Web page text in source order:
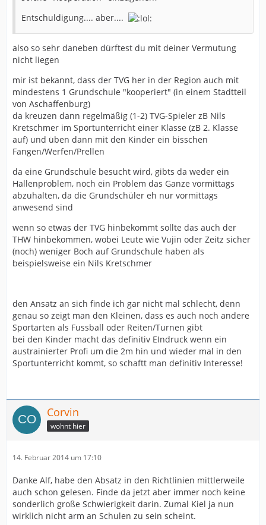
Entschuldigung.... aber....
also so sehr daneben dürftest du mit deiner Vermutung
nicht liegen
mir ist bekannt, dass der TVG her in der Region auch mit
mindestens 1 Grundschule "kooperiert" (in einem Stadtteil
von Aschaffenburg)
da kreuzen dann regelmäßig (1-2) TVG-Spieler zB Nils
Kretschmer im Sportunterricht einer Klasse (zB 2. Klasse
auf) und üben dann mit den Kinder ein bisschen
Fangen/Werfen/Prellen
da eine Grundschule besucht wird, gibts da weder ein
Hallenproblem, noch ein Problem das Ganze vormittags
abzuhalten, da die Grundschüler eh nur vormittags
anwesend sind
wenn so etwas der TVG hinbekommt sollte das auch der
THW hinbekommen, wobei Leute wie Vujin oder Zeitz sicher
(noch) weniger Boch auf Grundschule haben als
beispielsweise ein Nils Kretschmer
den Ansatz an sich finde ich gar nicht mal schlecht, denn
genau so zeigt man den Kleinen, dass es auch noch andere
Sportarten als Fussball oder Reiten/Turnen gibt
bei den Kinder macht das definitiv EIndruck wenn ein
austrainierter Profi um die 2m hin und wieder mal in den
Sportunterricht kommt, so schaftt man definitiv Interesse!
Corvin
wohnt hier
14. Februar 2014 um 17:10
Danke Alf, habe den Absatz in den Richtlinien mittlerweile
auch schon gelesen. Finde da jetzt aber immer noch keine
sonderlich große Schwierigkeit darin. Zumal Kiel ja nun
wirklich nicht arm an Schulen zu sein scheint.